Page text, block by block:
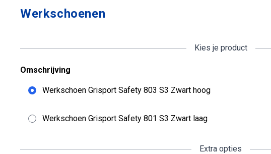
Werkschoenen
Kies je product
Omschrijving
Werkschoen Grisport Safety 803 S3 Zwart hoog
Werkschoen Grisport Safety 801 S3 Zwart laag
Extra opties